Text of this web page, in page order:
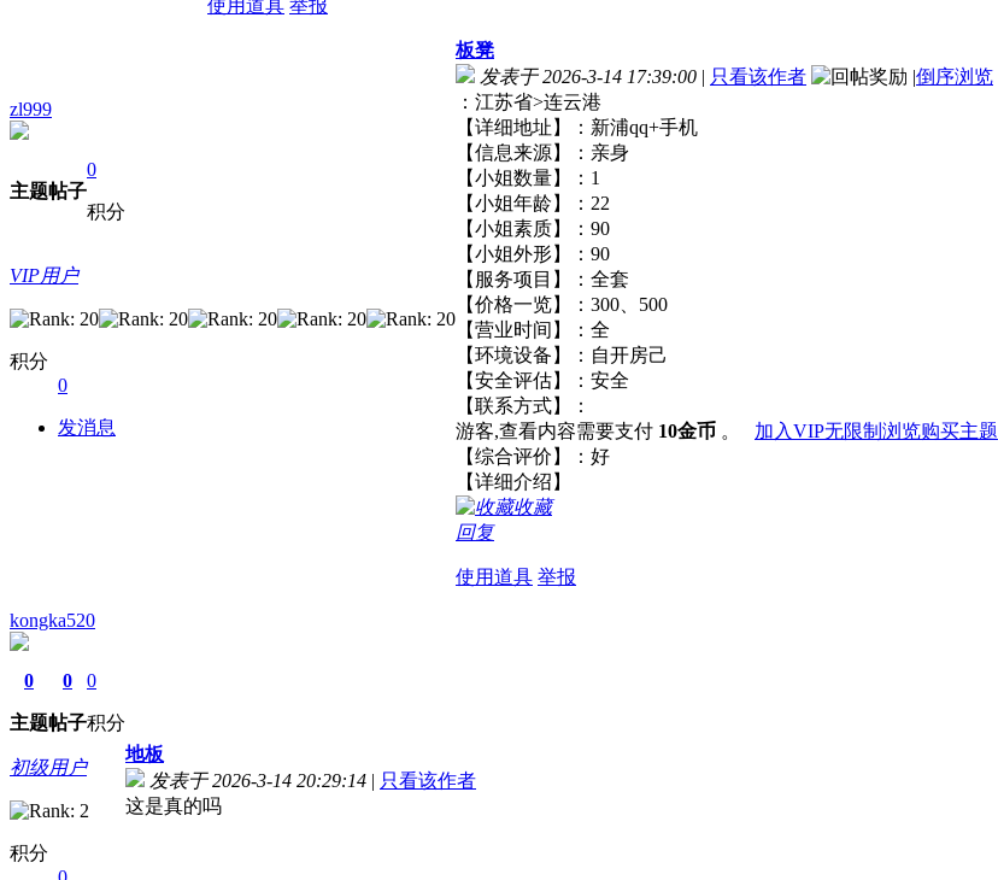
使用道具 举报
zl999
主题帖子
0
积分
VIP用户
积分
0
发消息
板凳
发表于 2026-3-14 17:39:00 | 只看该作者 |倒序浏览
：江苏省>连云港
【详细地址】：新浦qq+手机
【信息来源】：亲身
【小姐数量】：1
【小姐年龄】：22
【小姐素质】：90
【小姐外形】：90
【服务项目】：全套
【价格一览】：300、500
【营业时间】：全
【环境设备】：自开房己
【安全评估】：安全
【联系方式】：
游客,查看内容需要支付 10金币 。 加入VIP无限制浏览购买主题
【综合评价】：好
【详细介绍】
收藏
回复
使用道具 举报
kongka520
0
主题
0
帖子
0
积分
初级用户
积分
地板
发表于 2026-3-14 20:29:14 | 只看该作者
这是真的吗